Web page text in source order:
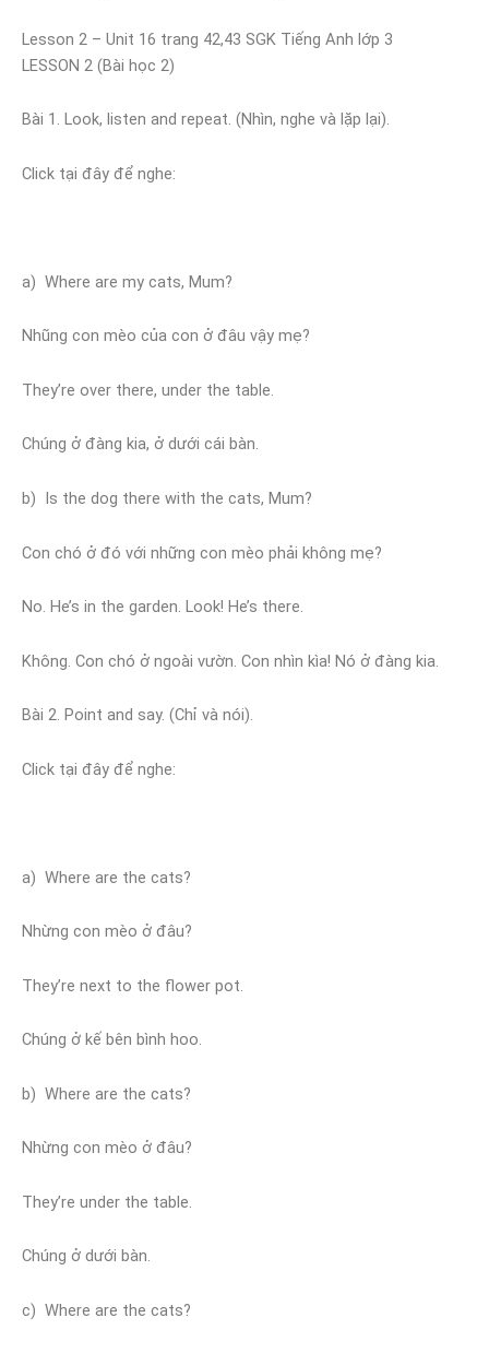
Lesson 2 – Unit 16 trang 42,43 SGK Tiếng Anh lớp 3
LESSON 2 (Bài học 2)
Bài 1. Look, listen and repeat. (Nhìn, nghe và lặp lại).
Click tại đây để nghe:
a) Where are my cats, Mum?
Nhũng con mèo của con ở đâu vậy mẹ?
They’re over there, under the table.
Chúng ở đàng kia, ở dưới cái bàn.
b) Is the dog there with the cats, Mum?
Con chó ở đó với những con mèo phải không mẹ?
No. He’s in the garden. Look! He’s there.
Không. Con chó ở ngoài vườn. Con nhìn kìa! Nó ở đàng kia.
Bài 2. Point and say. (Chỉ và nói).
Click tại đây để nghe:
a) Where are the cats?
Nhừng con mèo ở đâu?
They’re next to the flower pot.
Chúng ở kế bên bình hoo.
b) Where are the cats?
Nhừng con mèo ở đâu?
They’re under the table.
Chúng ở dưới bàn.
c) Where are the cats?